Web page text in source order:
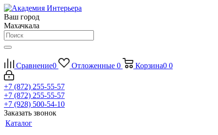
Ваш город
Махачкала
Сравнение0 Отложенные 0 Корзина0 0
+7 (872) 255-55-57
+7 (872) 255-55-57
+7 (928) 500-54-10
Заказать звонок
Каталог